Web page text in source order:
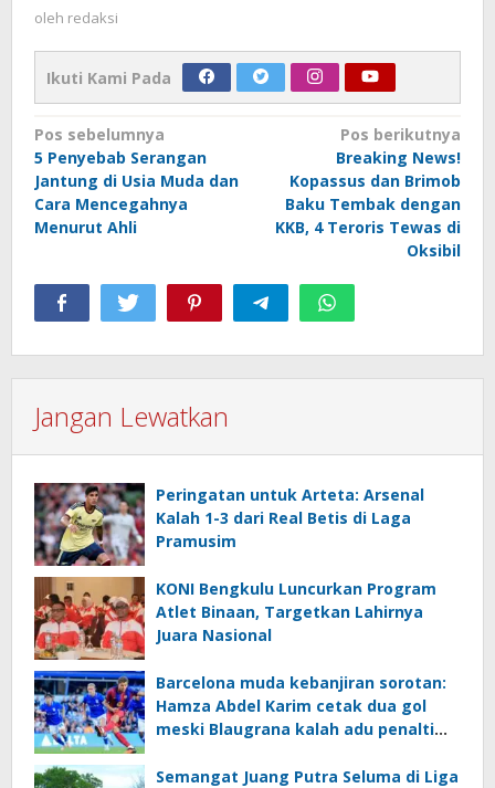
oleh redaksi
Ikuti Kami Pada
Navigasi
pos
Pos sebelumnya
5 Penyebab Serangan
Jantung di Usia Muda dan
Cara Mencegahnya
Menurut Ahli
Pos berikutnya
Breaking News!
Kopassus dan Brimob
Baku Tembak dengan
KKB, 4 Teroris Tewas di
Oksibil
Jangan Lewatkan
Peringatan untuk Arteta: Arsenal
Kalah 1-3 dari Real Betis di Laga
Pramusim
KONI Bengkulu Luncurkan Program
Atlet Binaan, Targetkan Lahirnya
Juara Nasional
Barcelona muda kebanjiran sorotan:
Hamza Abdel Karim cetak dua gol
meski Blaugrana kalah adu penalti
Semangat Juang Putra Seluma di Liga